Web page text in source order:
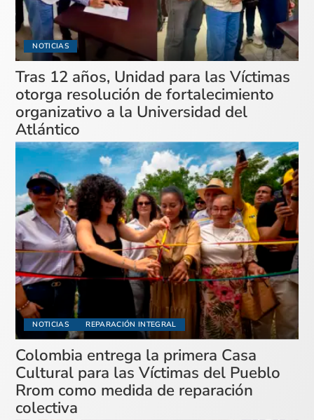
NOTICIAS
Tras 12 años, Unidad para las Víctimas
otorga resolución de fortalecimiento
organizativo a la Universidad del
Atlántico
NOTICIAS REPARACIÓN INTEGRAL
Colombia entrega la primera Casa
Cultural para las Víctimas del Pueblo
Rrom como medida de reparación
colectiva